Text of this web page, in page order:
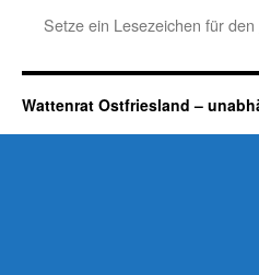
Setze ein Lesezeichen für den
Wattenrat Ostfriesland –